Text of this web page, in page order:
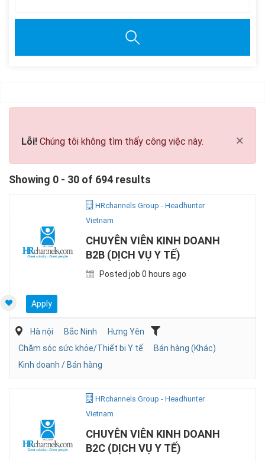
×
Lỗi! Chúng tôi không tìm thấy công việc này.
Showing 0 - 30 of 694 results
HRchannels Group - Headhunter
Vietnam
CHUYÊN VIÊN KINH DOANH
B2B (DỊCH VỤ Y TẾ)
Posted job 0 hours ago
Apply
Hà nội Bắc Ninh
Hưng Yên
Chăm sóc sức khỏe/Thiết bị Y tế
Bán hàng (Khác)
Kinh doanh / Bán hàng
HRchannels Group - Headhunter
Vietnam
CHUYÊN VIÊN KINH DOANH
B2C (DỊCH VỤ Y TẾ)